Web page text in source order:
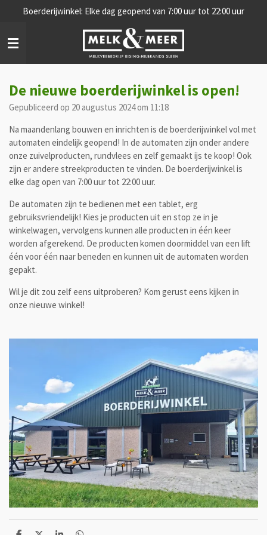
naar
de
hoofdinhoud
Boerderijwinkel: Elke dag geopend van 7:00 uur tot 22:00 uur
De nieuwe boerderijwinkel is open!
Gepubliceerd op 20 augustus 2024 om 11:18
Na maandenlang bouwen en inrichten is de boerderijwinkel vol met
automaten eindelijk geopend! In de automaten zijn onder andere
onze zuivelproducten, rundvlees en zelf gemaakt ijs te koop! Ook
zijn er andere streekproducten te vinden. De boerderijwinkel is
elke dag open van 7:00 uur tot 22:00 uur.
De automaten zijn te bedienen met een tablet, erg
gebruiksvriendelijk! Kies je producten uit en stop ze in je
winkelwagen, vervolgens kunnen alle producten in één keer
worden afgerekend. De producten komen doormiddel van een lift
één voor één naar beneden en kunnen uit de automaten worden
gepakt.
Wil je dit zou zelf eens uitproberen? Kom gerust eens kijken in
onze nieuwe winkel!